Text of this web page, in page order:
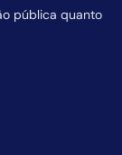
pública quanto